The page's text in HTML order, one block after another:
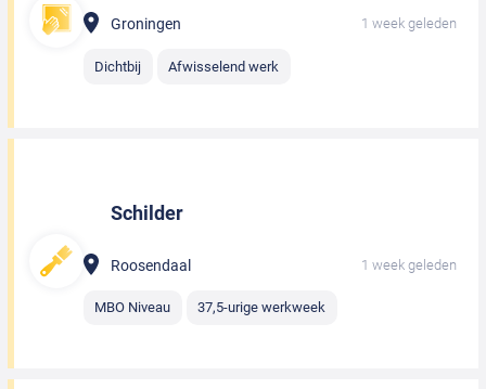
Groningen 1 week geleden
Dichtbij Afwisselend werk
Schilder
Roosendaal 1 week geleden
MBO Niveau 37,5-urige werkweek